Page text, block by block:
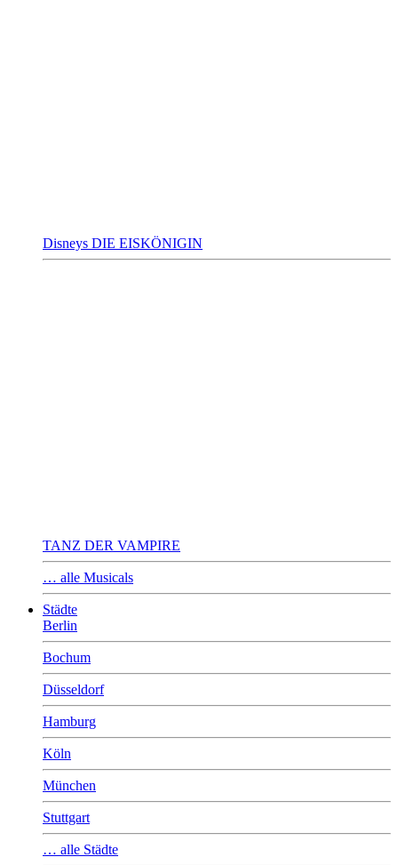
Disneys DIE EISKÖNIGIN
TANZ DER VAMPIRE
… alle Musicals
Städte
Berlin
Bochum
Düsseldorf
Hamburg
Köln
München
Stuttgart
… alle Städte